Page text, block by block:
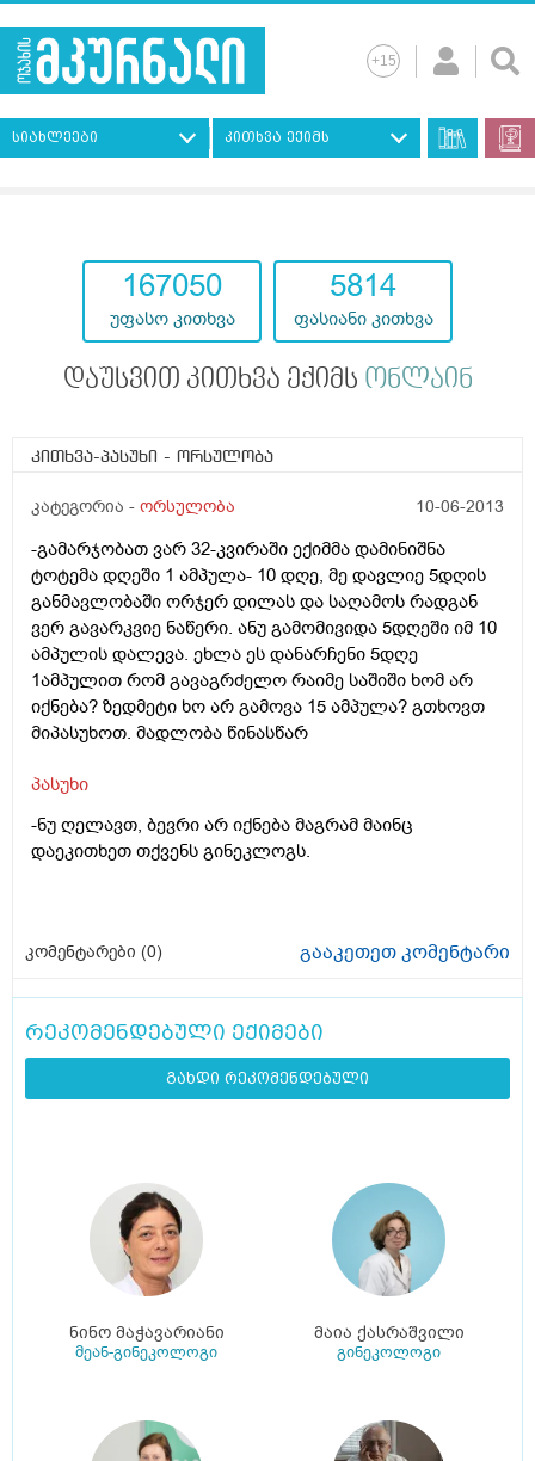
სიახლეები კითხვა ექიმს
193117
უფასო კითხვა
7247
ფასიანი კითხვა
დაუსვით კითხვა ექიმს ონლაინ
კითხვა-პასუხი - ორსულობა
კატეგორია - ორსულობა 10-06-2013
-გამარჯობათ ვარ 32-კვირაში ექიმმა დამინიშნა
ტოტემა დღეში 1 ამპულა- 10 დღე, მე დავლიე 5დღის
განმავლობაში ორჯერ დილას და საღამოს რადგან
ვერ გავარკვიე ნაწერი. ანუ გამომივიდა 5დღეში იმ 10
ამპულის დალევა. ეხლა ეს დანარჩენი 5დღე
1ამპულით რომ გავაგრძელო რაიმე საშიში ხომ არ
იქნება? ზედმეტი ხო არ გამოვა 15 ამპულა? გთხოვთ
მიპასუხოთ. მადლობა წინასწარ
პასუხი
-ნუ ღელავთ, ბევრი არ იქნება მაგრამ მაინც
დაეკითხეთ თქვენს გინეკლოგს.
კომენტარები (0) გააკეთეთ კომენტარი
რეკომენდებული ექიმები
გახდი რეკომენდებული
ნინო მაჭავარიანი
მეან-გინეკოლოგი
მაია ქასრაშვილი
გინეკოლოგი